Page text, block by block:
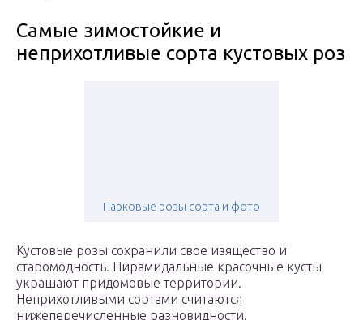
Самые зимостойкие и
неприхотливые сорта кустовых роз
Парковые розы сорта и фото
Кустовые розы сохранили свое изящество и
старомодность. Пирамидальные красочные кусты
украшают придомовые территории.
Неприхотливыми сортами считаются
нижеперечисленные разновидности.